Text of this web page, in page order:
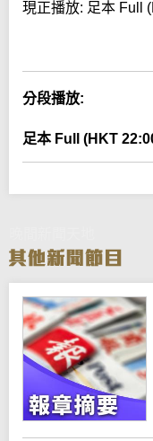
現正播放: 足本 Full
分段播放:
足本 Full (HKT